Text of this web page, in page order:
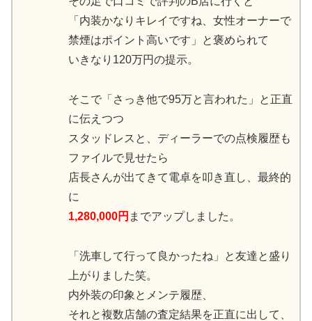
「内装かなりキレイですね、女性オーナーで
禁煙はポイント高いです」と褒められて
いきなり120万円の提示。
そこで「さっき他で95万と言われた」と正直
に伝えつつ
スタッドレスと、ディーラーでの点検履歴も
ファイルで見せたら
店長さんが出てきて電卓を叩き直し、最終的
に
1,280,000円 までアップしました。
「洗車して行って良かったね」と友達と盛り
上がりました笑。
内外装の印象とメンテ履歴、
それと複数店舗の査定結果を正直に出して、